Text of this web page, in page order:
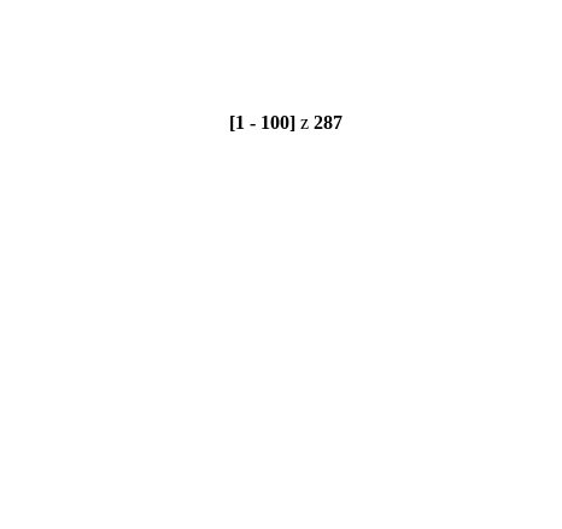
[1 - 100] z 287